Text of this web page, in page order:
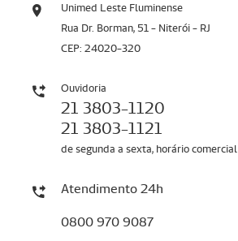
Unimed Leste Fluminense
Rua Dr. Borman, 51 - Niterói - RJ
CEP: 24020-320
Ouvidoria
21 3803-1120
21 3803-1121
de segunda a sexta, horário comercial
Atendimento 24h
0800 970 9087